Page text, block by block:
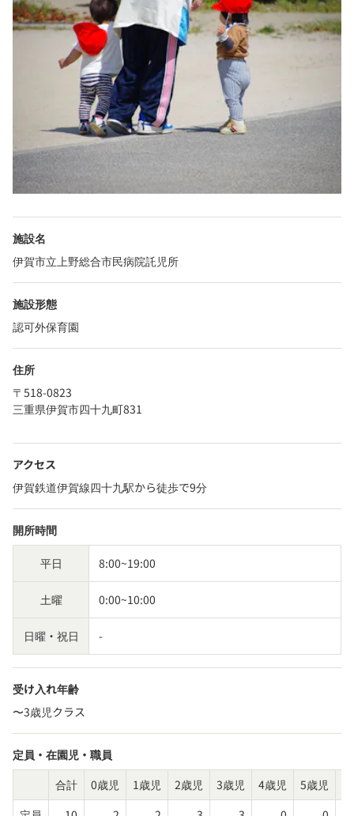
施設名
伊賀市立上野総合市民病院託児所
施設形態
認可外保育園
住所
〒518-0823
三重県伊賀市四十九町831
アクセス
伊賀鉄道伊賀線四十九駅から徒歩で9分
開所時間
平日 8:00~19:00
土曜 0:00~10:00
日曜・祝日 -
受け入れ年齢
〜3歳児クラス
定員・在園児・職員
合計
0歳児 1歳児 2歳児 3歳児 4歳児 5歳児